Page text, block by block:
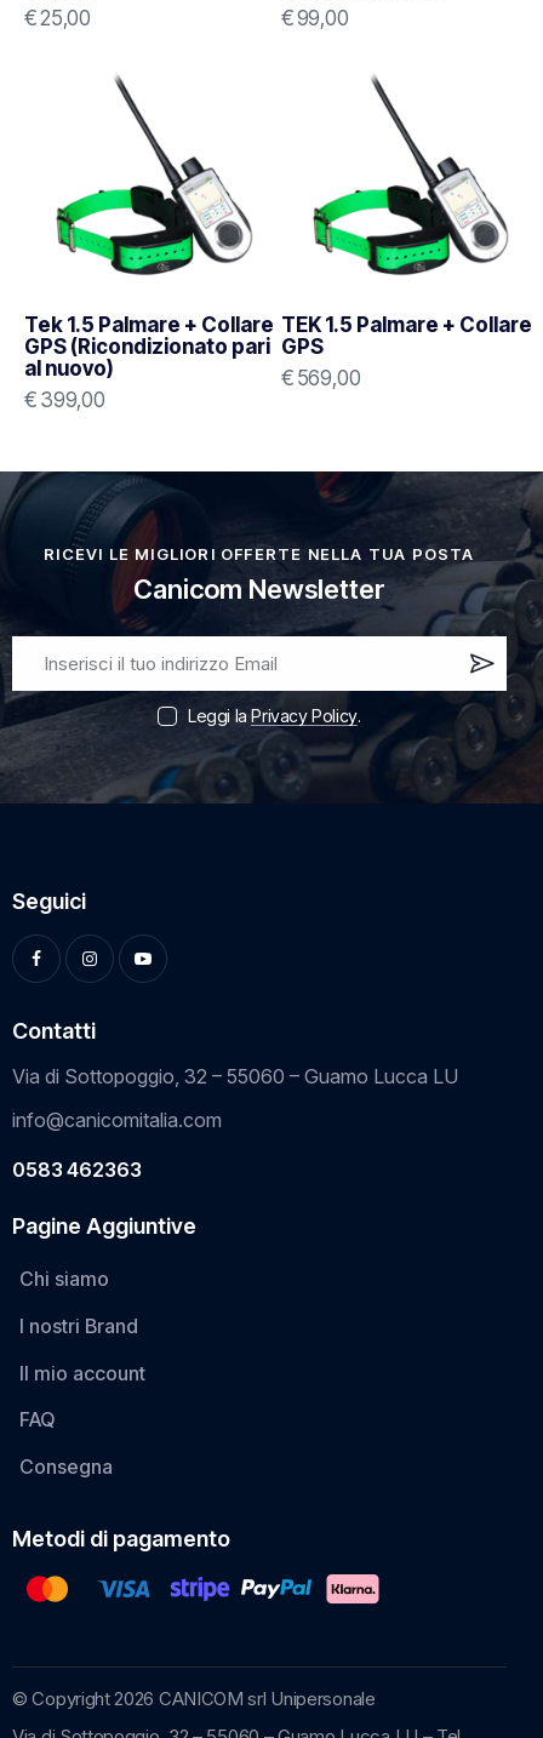
€25,00
€99,00
Tek 1.5 Palmare + Collare
GPS (Ricondizionato pari
al nuovo)
€ 399,00
TEK 1.5 Palmare + Collare
GPS
€ 569,00
RICEVI LE MIGLIORI OFFERTE NELLA TUA POSTA
Canicom Newsletter
Iscri
vi
ora!
Leggi laPrivacy Policy.
Seguici
Contatti
Via di Sottopoggio, 32 – 55060 – Guamo Lucca LU
info@canicomitalia.com
0583 462363
Pagine Aggiuntive
Chi siamo
I nostri Brand
Il mio account
FAQ
Consegna
Metodi di pagamento
© Copyright 2026 CANICOM srl Unipersonale